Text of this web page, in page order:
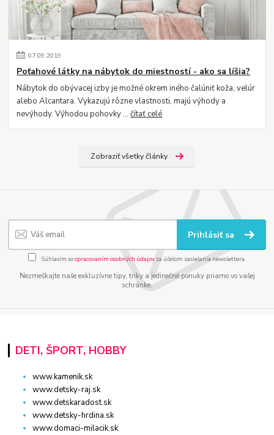
07.09.2019
Poťahové látky na nábytok do miestností - ako sa líšia?
Nábytok do obývacej izby je možné okrem iného čalúniť koža, velúr
alebo Alcantara. Vykazujú rôzne vlastnosti, majú výhody a
nevýhody. Výhodou pohovky ...čítať celé
Zobraziť všetky články
Prihlásiť sa
Súhlasím sospracovaním osobných údajov za účelom zasielania newslettera.
Nezmeškajte naše exkluzívne tipy, triky a jedinečné ponuky priamo vo vašej
schránke.
DETI, ŠPORT, HOBBY
www.kamenik.sk
www.detsky-raj.sk
www.detskaradost.sk
www.detsky-hrdina.sk
www.domaci-milacik.sk